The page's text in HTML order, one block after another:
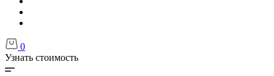
0
Узнать стоимость